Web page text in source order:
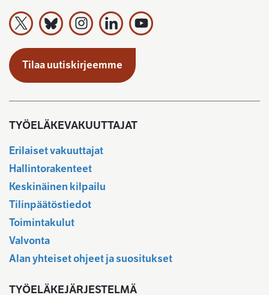
Työeläkevakuuttajat TELA ry X:ssä
Työeläkevakuuttajat TELA ry Bluesky:ssa
Työeläkevakuuttajat TELA ry
Työeläkevakuuttajat TELA ry
Työeläkevakuuttajat TELA ry
Tilaa uutiskirjeemme
TYÖELÄKEVAKUUTTAJAT
Erilaiset vakuuttajat
Hallintorakenteet
Keskinäinen kilpailu
Tilinpäätöstiedot
Toimintakulut
Valvonta
Alan yhteiset ohjeet ja suositukset
TYÖELÄKEJÄRJESTELMÄ